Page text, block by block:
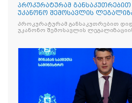
პროკურატურამ
უკანონო შემოსავლის
საქართველოს ყოფილ პ
პროკურატურამ განსაკუთრებით
უკანონო შემოსავლის